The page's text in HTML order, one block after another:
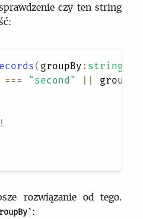
czy ten string
( groupBy : string
=== "second"
rozwiązanie od tego.
: